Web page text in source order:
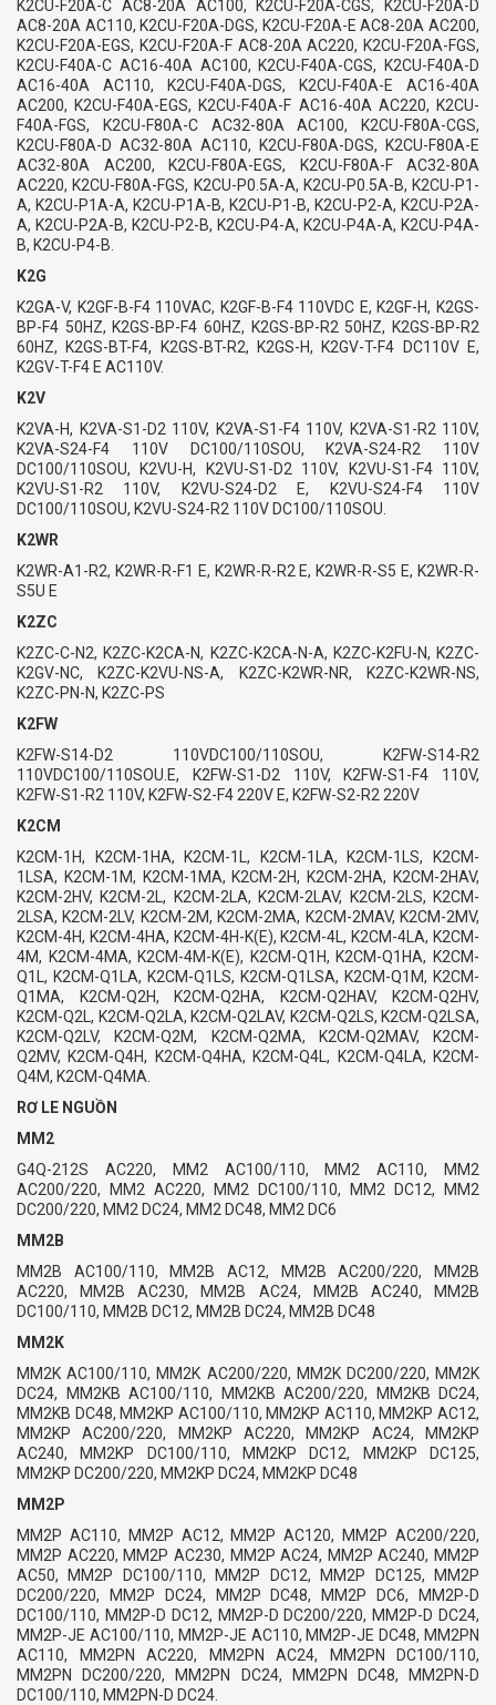
K2CU-F20A-C AC8-20A AC100, K2CU-F20A-CGS, K2CU-F20A-D
AC8-20A AC110, K2CU-F20A-DGS, K2CU-F20A-E AC8-20A AC200,
K2CU-F20A-EGS, K2CU-F20A-F AC8-20A AC220, K2CU-F20A-FGS,
K2CU-F40A-C AC16-40A AC100, K2CU-F40A-CGS, K2CU-F40A-D
AC16-40A AC110, K2CU-F40A-DGS, K2CU-F40A-E AC16-40A
AC200, K2CU-F40A-EGS, K2CU-F40A-F AC16-40A AC220, K2CU-
F40A-FGS, K2CU-F80A-C AC32-80A AC100, K2CU-F80A-CGS,
K2CU-F80A-D AC32-80A AC110, K2CU-F80A-DGS, K2CU-F80A-E
AC32-80A AC200, K2CU-F80A-EGS, K2CU-F80A-F AC32-80A
AC220, K2CU-F80A-FGS, K2CU-P0.5A-A, K2CU-P0.5A-B, K2CU-P1-
A, K2CU-P1A-A, K2CU-P1A-B, K2CU-P1-B, K2CU-P2-A, K2CU-P2A-
A, K2CU-P2A-B, K2CU-P2-B, K2CU-P4-A, K2CU-P4A-A, K2CU-P4A-
B, K2CU-P4-B.
K2G
K2GA-V, K2GF-B-F4 110VAC, K2GF-B-F4 110VDC E, K2GF-H, K2GS-
BP-F4 50HZ, K2GS-BP-F4 60HZ, K2GS-BP-R2 50HZ, K2GS-BP-R2
60HZ, K2GS-BT-F4, K2GS-BT-R2, K2GS-H, K2GV-T-F4 DC110V E,
K2GV-T-F4 E AC110V.
K2V
K2VA-H, K2VA-S1-D2 110V, K2VA-S1-F4 110V, K2VA-S1-R2 110V,
K2VA-S24-F4 110V DC100/110SOU, K2VA-S24-R2 110V
DC100/110SOU, K2VU-H, K2VU-S1-D2 110V, K2VU-S1-F4 110V,
K2VU-S1-R2 110V, K2VU-S24-D2 E, K2VU-S24-F4 110V
DC100/110SOU, K2VU-S24-R2 110V DC100/110SOU.
K2WR
K2WR-A1-R2, K2WR-R-F1 E, K2WR-R-R2 E, K2WR-R-S5 E, K2WR-R-
S5U E
K2ZC
K2ZC-C-N2, K2ZC-K2CA-N, K2ZC-K2CA-N-A, K2ZC-K2FU-N, K2ZC-
K2GV-NC, K2ZC-K2VU-NS-A, K2ZC-K2WR-NR, K2ZC-K2WR-NS,
K2ZC-PN-N, K2ZC-PS
K2FW
K2FW-S14-D2 110VDC100/110SOU, K2FW-S14-R2
110VDC100/110SOU.E, K2FW-S1-D2 110V, K2FW-S1-F4 110V,
K2FW-S1-R2 110V, K2FW-S2-F4 220V E, K2FW-S2-R2 220V
K2CM
K2CM-1H, K2CM-1HA, K2CM-1L, K2CM-1LA, K2CM-1LS, K2CM-
1LSA, K2CM-1M, K2CM-1MA, K2CM-2H, K2CM-2HA, K2CM-2HAV,
K2CM-2HV, K2CM-2L, K2CM-2LA, K2CM-2LAV, K2CM-2LS, K2CM-
2LSA, K2CM-2LV, K2CM-2M, K2CM-2MA, K2CM-2MAV, K2CM-2MV,
K2CM-4H, K2CM-4HA, K2CM-4H-K(E), K2CM-4L, K2CM-4LA, K2CM-
4M, K2CM-4MA, K2CM-4M-K(E), K2CM-Q1H, K2CM-Q1HA, K2CM-
Q1L, K2CM-Q1LA, K2CM-Q1LS, K2CM-Q1LSA, K2CM-Q1M, K2CM-
Q1MA, K2CM-Q2H, K2CM-Q2HA, K2CM-Q2HAV, K2CM-Q2HV,
K2CM-Q2L, K2CM-Q2LA, K2CM-Q2LAV, K2CM-Q2LS, K2CM-Q2LSA,
K2CM-Q2LV, K2CM-Q2M, K2CM-Q2MA, K2CM-Q2MAV, K2CM-
Q2MV, K2CM-Q4H, K2CM-Q4HA, K2CM-Q4L, K2CM-Q4LA, K2CM-
Q4M, K2CM-Q4MA.
RƠ LE NGUỒN
MM2
G4Q-212S AC220, MM2 AC100/110, MM2 AC110, MM2
AC200/220, MM2 AC220, MM2 DC100/110, MM2 DC12, MM2
DC200/220, MM2 DC24, MM2 DC48, MM2 DC6
MM2B
MM2B AC100/110, MM2B AC12, MM2B AC200/220, MM2B
AC220, MM2B AC230, MM2B AC24, MM2B AC240, MM2B
DC100/110, MM2B DC12, MM2B DC24, MM2B DC48
MM2K
MM2K AC100/110, MM2K AC200/220, MM2K DC200/220, MM2K
DC24, MM2KB AC100/110, MM2KB AC200/220, MM2KB DC24,
MM2KB DC48, MM2KP AC100/110, MM2KP AC110, MM2KP AC12,
MM2KP AC200/220, MM2KP AC220, MM2KP AC24, MM2KP
AC240, MM2KP DC100/110, MM2KP DC12, MM2KP DC125,
MM2KP DC200/220, MM2KP DC24, MM2KP DC48
MM2P
MM2P AC110, MM2P AC12, MM2P AC120, MM2P AC200/220,
MM2P AC220, MM2P AC230, MM2P AC24, MM2P AC240, MM2P
AC50, MM2P DC100/110, MM2P DC12, MM2P DC125, MM2P
DC200/220, MM2P DC24, MM2P DC48, MM2P DC6, MM2P-D
DC100/110, MM2P-D DC12, MM2P-D DC200/220, MM2P-D DC24,
MM2P-JE AC100/110, MM2P-JE AC110, MM2P-JE DC48, MM2PN
AC110, MM2PN AC220, MM2PN AC24, MM2PN DC100/110,
MM2PN DC200/220, MM2PN DC24, MM2PN DC48, MM2PN-D
DC100/110, MM2PN-D DC24.